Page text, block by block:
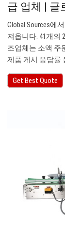
급 업체 | 글
Global Sources에
져옵니다. 41개의
조업체는 소액 주
제품 게시 응답률
Get Best Quote